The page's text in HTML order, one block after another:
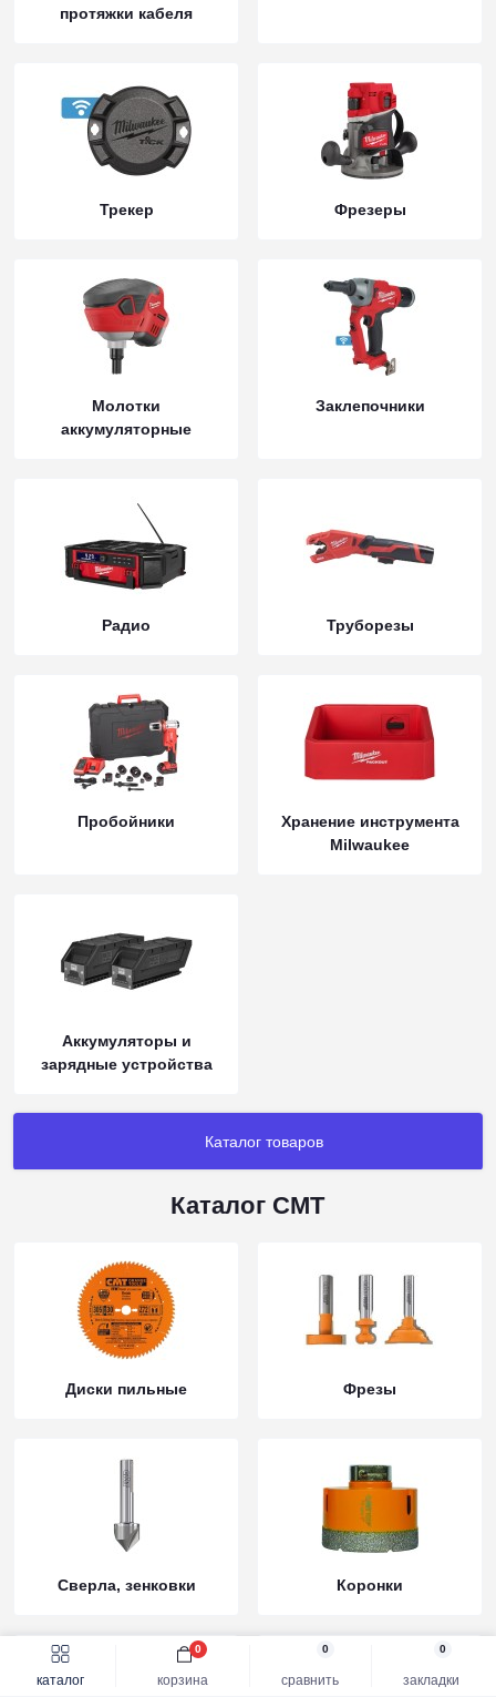
каталог сравнить
0
закладки
0
корзина
0
протяжки кабеля
Трекер Фрезеры
Молотки
аккумуляторные
Заклепочники
Радио Труборезы
Пробойники
Хранение инструмента
Milwaukee
Аккумуляторы и
зарядные устройства
Каталог товаров
Каталог CMT
Диски пильные Фрезы
Сверла, зенковки Коронки